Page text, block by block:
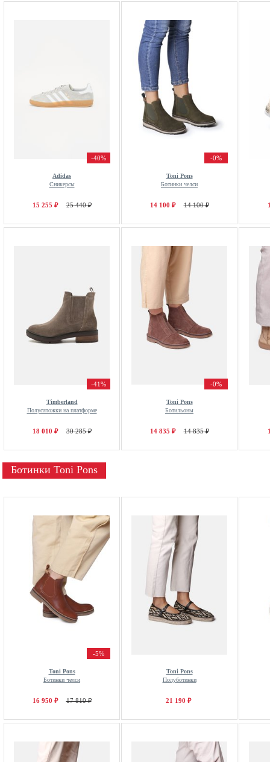
-40%
Adidas
Сникерсы
15 255 ₽ 25 440 ₽
-0%
Toni Pons
Ботинки челси
14 100 ₽ 14 100 ₽
-41%
Timberland
Полусапожки на платформе
18 010 ₽ 30 285 ₽
-0%
Toni Pons
Ботильоны
14 835 ₽ 14 835 ₽
Ботинки Toni Pons
-5%
Toni Pons
Ботинки челси
16 950 ₽ 17 810 ₽
Toni Pons
Полуботинки
21 190 ₽